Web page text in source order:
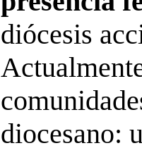
diócesis
diocesano: